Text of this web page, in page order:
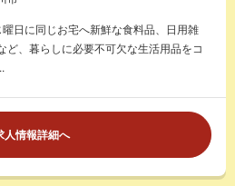
日に同じお宅へ新鮮な食料品、日用雑
ど、暮らしに必要不可欠な生活用品をコ
人情報詳細へ